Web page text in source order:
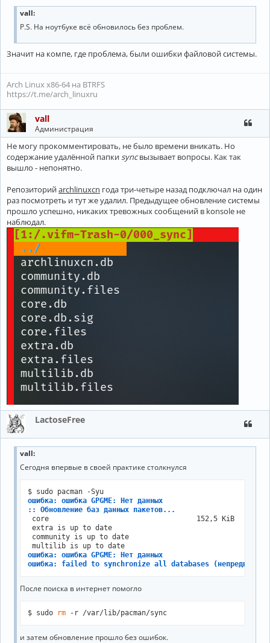
vall:
P.S. На ноутбуке всё обновилось без проблем.
Значит на компе, где проблема, были ошибки файловой системы.
Arch Linux x86-64 на BTRFS
https://t.me/arch_linuxru
vall
Администрация
Не могу прокомментировать, не было времени вникать. Но
содержание удалённой папки syncвызывает вопросы. Как так
вышло - непонятно.
Репозиторийarchlinuxcn года три-четыре назад подключал на один
раз посмотреть и тут же удалил. Предыдущее обновление системы
прошло успешно, никаких тревожных сообщений в konsole не
наблюдал.
LactoseFree
vall:
Сегодня впервые в своей практике столкнулся
ошибка: ошибка GPGME: Нет данных
:: Обновление баз данных пакетов...
core                                   152,5 KiB   190
extra is up to date
community is up to date
ошибка: ошибка GPGME: Нет данных
ошибка: failed to synchronize all databases
После поиска в интернет помогло
$ sudo rm -r /var/lib/pacman/sync
и затем обновление прошло без ошибок.